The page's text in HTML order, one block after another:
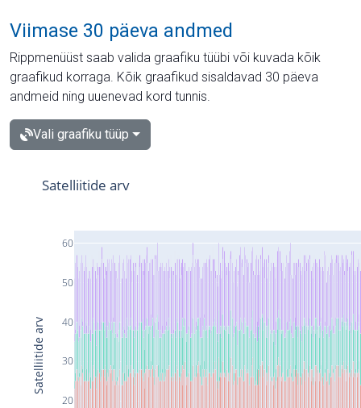
Viimase 30 päeva andmed
Rippmenüüst saab valida graafiku tüübi või kuvada kõik
graafikud korraga. Kõik graafikud sisaldavad 30 päeva
andmeid ning uuenevad kord tunnis.
Vali graafiku tüüp
20
30
40
50
60
Satelliitide arv
Satelliitide arv